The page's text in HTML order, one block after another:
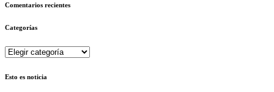
Comentarios recientes
Categorías
Categorías
Esto es noticia